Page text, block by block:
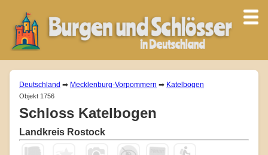
Deutschland ➡ Mecklenburg-Vorpommern ➡ Katelbogen
Objekt 1756
Schloss Katelbogen
Landkreis Rostock